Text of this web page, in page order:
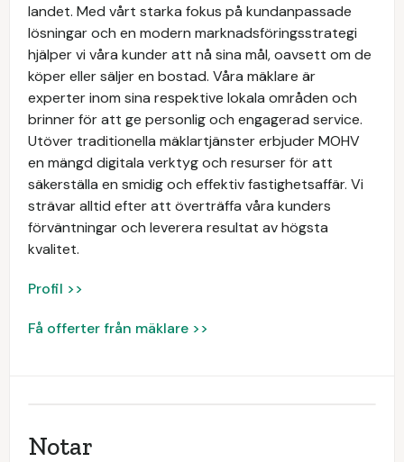
landet. Med vårt starka fokus på kundanpassade
lösningar och en modern marknadsföringsstrategi
hjälper vi våra kunder att nå sina mål, oavsett om de
köper eller säljer en bostad. Våra mäklare är
experter inom sina respektive lokala områden och
brinner för att ge personlig och engagerad service.
Utöver traditionella mäklartjänster erbjuder MOHV
en mängd digitala verktyg och resurser för att
säkerställa en smidig och effektiv fastighetsaffär. Vi
strävar alltid efter att överträffa våra kunders
förväntningar och leverera resultat av högsta
kvalitet.
Profil >>
Få offerter från mäklare >>
Notar